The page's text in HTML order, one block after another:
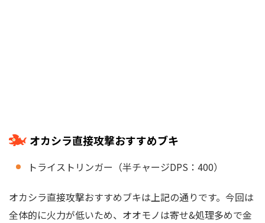
オカシラ直接攻撃おすすめブキ
トライストリンガー（半チャージDPS：400）
オカシラ直接攻撃おすすめブキは上記の通りです。今回は
全体的に火力が低いため、オオモノは寄せ&処理多めで金